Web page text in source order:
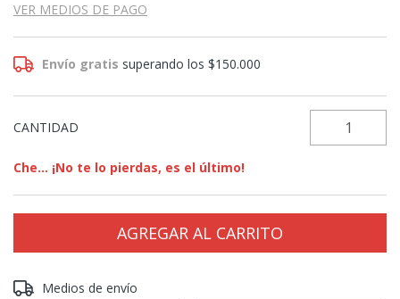
VER MEDIOS DE PAGO
Envío gratis superando los$150.000
CANTIDAD
Che... ¡No te lo pierdas, es el último!
Entregas para el CP:
Medios de envío